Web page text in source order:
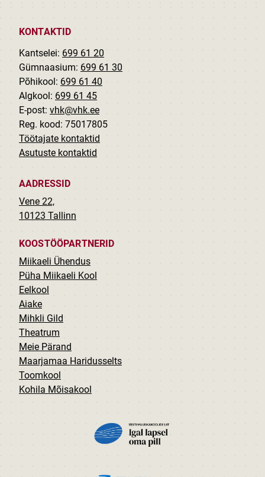
KONTAKTID
Kantselei: 699 61 20
Gümnaasium: 699 61 30
Põhikool: 699 61 40
Algkool: 699 61 45
E-post: vhk@vhk.ee
Reg. kood: 75017805
Töötajate kontaktid
Asutuste kontaktid
AADRESSID
Vene 22,
10123 Tallinn
KOOSTÖÖPARTNERID
Miikaeli Ühendus
Püha Miikaeli Kool
Eelkool
Aiake
Mihkli Gild
Theatrum
Meie Pärand
Maarjamaa Haridusselts
Toomkool
Kohila Mõisakool
PILT